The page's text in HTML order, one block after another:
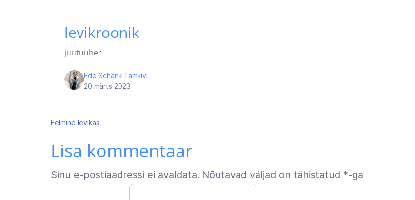
levikroonik
juutuuber
Ede Schank Tamkivi
20 märts 2023
Navigeerimine
Eelmine levikas
Lisa kommentaar
Sinu e-postiaadressi ei avaldata. Nõutavad väljad on tähistatud *-ga